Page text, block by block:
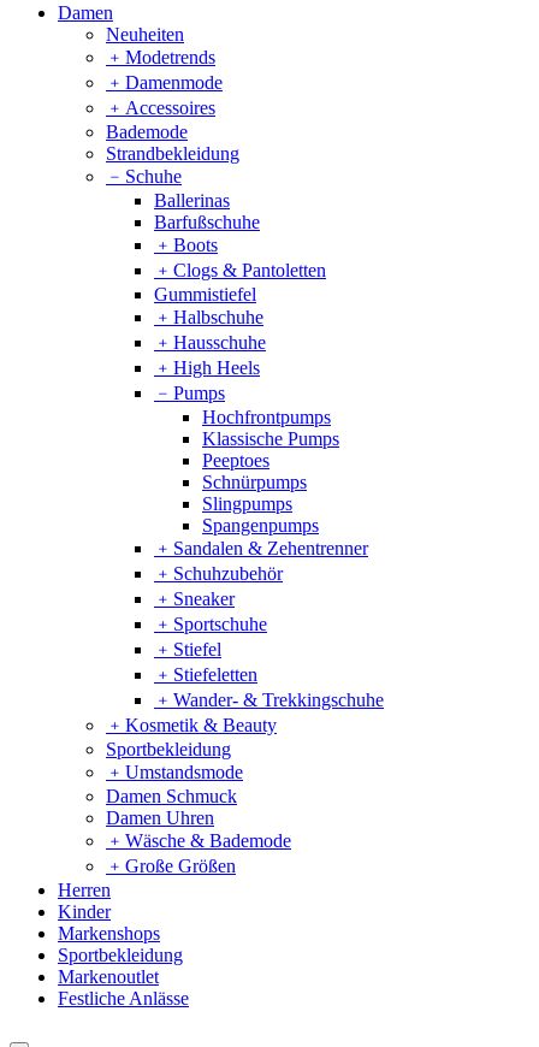
Damen
Neuheiten
﹢ Modetrends
﹢ Damenmode
﹢ Accessoires
Bademode
Strandbekleidung
﹣ Schuhe
Ballerinas
Barfußschuhe
﹢ Boots
﹢ Clogs & Pantoletten
Gummistiefel
﹢ Halbschuhe
﹢ Hausschuhe
﹢ High Heels
﹣ Pumps
Hochfrontpumps
Klassische Pumps
Peeptoes
Schnürpumps
Slingpumps
Spangenpumps
﹢ Sandalen & Zehentrenner
﹢ Schuhzubehör
﹢ Sneaker
﹢ Sportschuhe
﹢ Stiefel
﹢ Stiefeletten
﹢ Wander- & Trekkingschuhe
﹢ Kosmetik & Beauty
Sportbekleidung
﹢ Umstandsmode
Damen Schmuck
Damen Uhren
﹢ Wäsche & Bademode
﹢ Große Größen
Herren
Kinder
Markenshops
Sportbekleidung
Markenoutlet
Festliche Anlässe